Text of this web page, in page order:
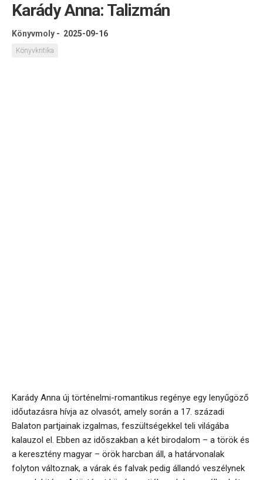
Karády Anna: Talizmán
Könyvmoly - 2025-09-16
Könyvkritika
Karády Anna új történelmi-romantikus regénye egy lenyűgöző
időutazásra hívja az olvasót, amely során a 17. századi
Balaton partjainak izgalmas, feszültségekkel teli világába
kalauzol el. Ebben az időszakban a két birodalom – a török és
a keresztény magyar – örök harcban áll, a határvonalak
folyton változnak, a várak és falvak pedig állandó veszélynek